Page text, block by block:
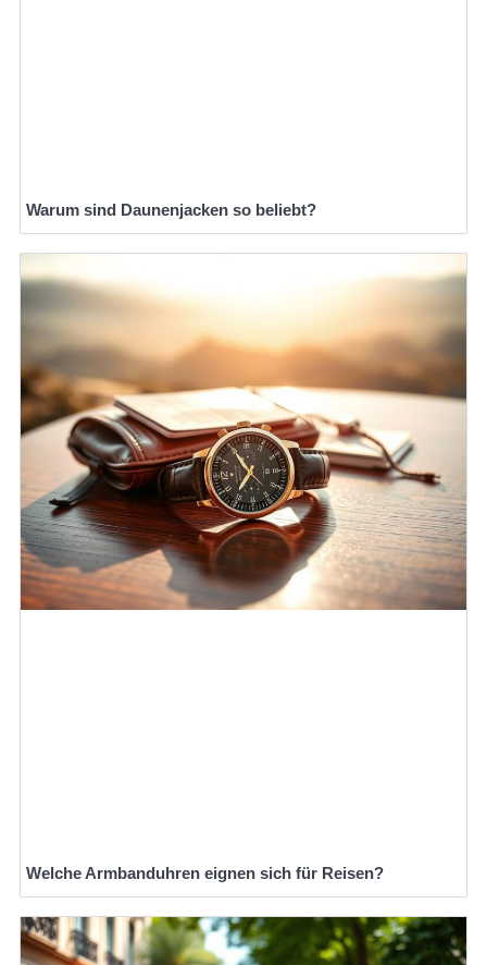
Warum sind Daunenjacken so beliebt?
Welche Armbanduhren eignen sich für Reisen?